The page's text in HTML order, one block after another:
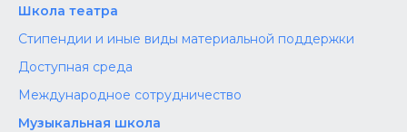
Школа театра
Стипендии и иные виды материальной поддержки
Доступная среда
Международное сотрудничество
Музыкальная школа